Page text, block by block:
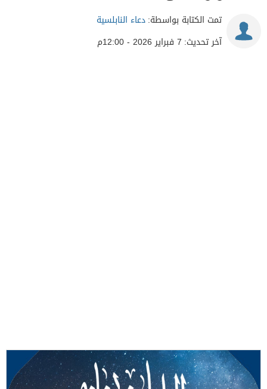
تمت الكتابة بواسطة:دعاء النابلسية
آخر تحديث: 7 فبراير 2026 - 12:00م